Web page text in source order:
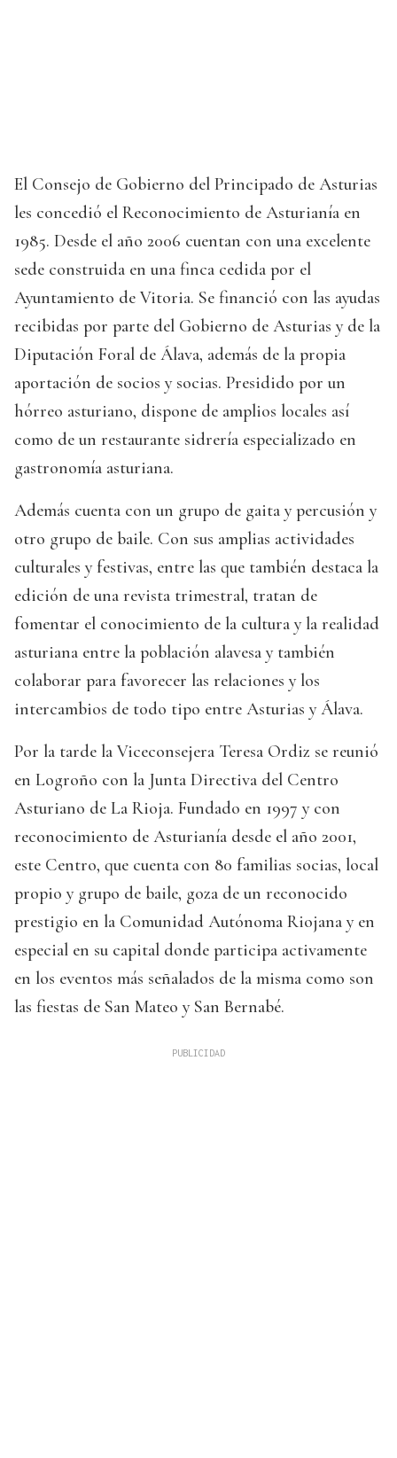
El Consejo de Gobierno del Principado de Asturias
les concedió el Reconocimiento de Asturianía en
1985. Desde el año 2006 cuentan con una excelente
sede construida en una finca cedida por el
Ayuntamiento de Vitoria. Se financió con las ayudas
recibidas por parte del Gobierno de Asturias y de la
Diputación Foral de Álava, además de la propia
aportación de socios y socias. Presidido por un
hórreo asturiano, dispone de amplios locales así
como de un restaurante sidrería especializado en
gastronomía asturiana.
Además cuenta con un grupo de gaita y percusión y
otro grupo de baile. Con sus amplias actividades
culturales y festivas, entre las que también destaca la
edición de una revista trimestral, tratan de
fomentar el conocimiento de la cultura y la realidad
asturiana entre la población alavesa y también
colaborar para favorecer las relaciones y los
intercambios de todo tipo entre Asturias y Álava.
Por la tarde la Viceconsejera Teresa Ordiz se reunió
en Logroño con la Junta Directiva del Centro
Asturiano de La Rioja. Fundado en 1997 y con
reconocimiento de Asturianía desde el año 2001,
este Centro, que cuenta con 80 familias socias, local
propio y grupo de baile, goza de un reconocido
prestigio en la Comunidad Autónoma Riojana y en
especial en su capital donde participa activamente
en los eventos más señalados de la misma como son
las fiestas de San Mateo y San Bernabé.